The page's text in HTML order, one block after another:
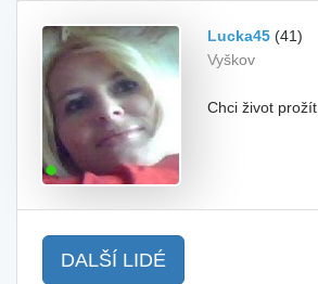
Lucka45 (41)
Vyškov
Chci život prožít..
DALŠÍ LIDÉ